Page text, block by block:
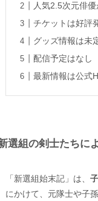
人気2.5次元俳
チケットは好評
グッズ情報は未
配信予定はなし
最新情報は公式
選組の剣士たちに
「新選組始末記」は、
にかけて、元隊士や子